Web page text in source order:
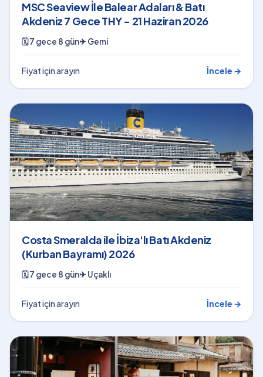
MSC Seaview İle Balear Adaları & Batı
Akdeniz 7 Gece THY - 21 Haziran 2026
🗓7 gece 8 gün✈Gemi
Fiyat için arayın İncele →
Costa Smeralda ile İbiza'lı Batı Akdeniz
(Kurban Bayramı) 2026
🗓7 gece 8 gün✈Uçaklı
Fiyat için arayın İncele →